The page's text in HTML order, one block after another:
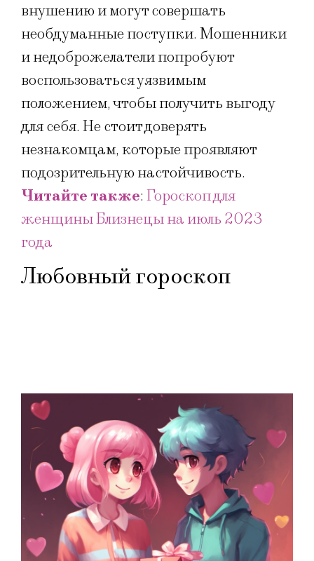
внушению и могут совершать
необдуманные поступки. Мошенники
и недоброжелатели попробуют
воспользоваться уязвимым
положением, чтобы получить выгоду
для себя. Не стоит доверять
незнакомцам, которые проявляют
подозрительную настойчивость.
Читайте также: Гороскоп для
женщины Близнецы на июль 2023
года
Любовный гороскоп